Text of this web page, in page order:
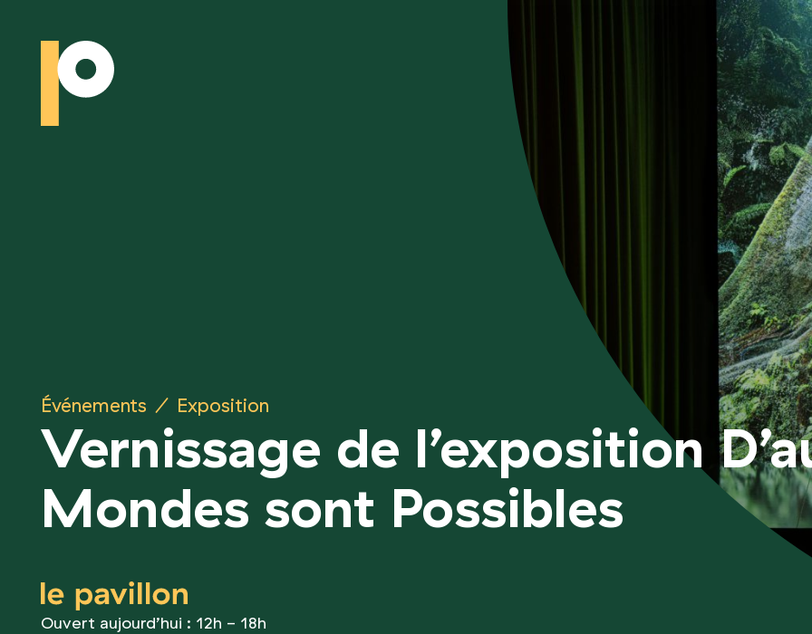
Événements / Exposition
Vernissage de l’exposition
Mondes sont Possibles
le pavillon
Ouvert aujourd’hui : 12h - 18h